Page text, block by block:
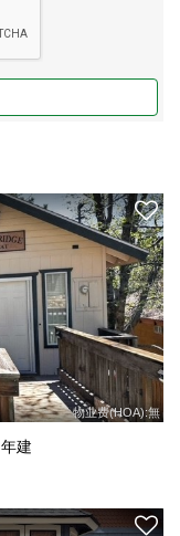
物业费(HOA):無
年建